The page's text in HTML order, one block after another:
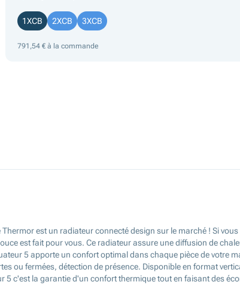
1XCB 2XCB 3XCB
791,54 € à la commande
est un radiateur connecté design sur le marché ! Si
est fait pour vous. Ce radiateur assure une diffusion de
5 apporte un confort optimal dans chaque pièce de votre
ou fermées, détection de présence. Disponible en format
c'est la garantie d'un confort thermique tout en faisant des